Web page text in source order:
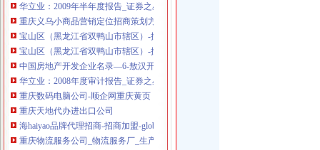
重庆义乌小商品营销定位招商策划方案.doc
宝山区（黑龙江省双鸭山市辖区）-搜百科
宝山区（黑龙江省双鸭山市辖区）-搜百科
中国房地产开发企业名录—6-敖汉开发区招商网-中国招商引资信
华立业：2008年度审计报告_证券之星
重庆数码电脑公司-顺企网重庆黄页
重庆天地代办进出口公司
海haiyao品牌代理招商-招商加盟-globrand（全球品牌网）
重庆物流服务公司_物流服务厂_生产厂家企业公司
重庆地铁隧道项目引进盾构机设备招标报关代理公司